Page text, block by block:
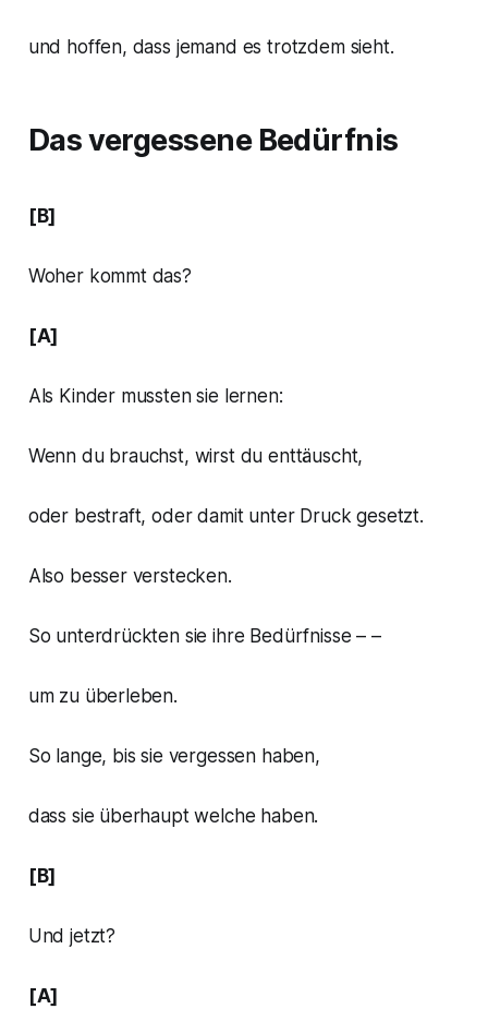
und hoffen, dass jemand es trotzdem sieht.
Das vergessene Bedürfnis
[B]
Woher kommt das?
[A]
Als Kinder mussten sie lernen:
Wenn du brauchst, wirst du enttäuscht,
oder bestraft, oder damit unter Druck gesetzt.
Also besser verstecken.
So unterdrückten sie ihre Bedürfnisse – –
um zu überleben.
So lange, bis sie vergessen haben,
dass sie überhaupt welche haben.
[B]
Und jetzt?
[A]